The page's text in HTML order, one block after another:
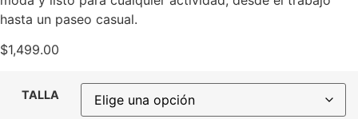
hasta un paseo casual.
$1,499.00
TALLA